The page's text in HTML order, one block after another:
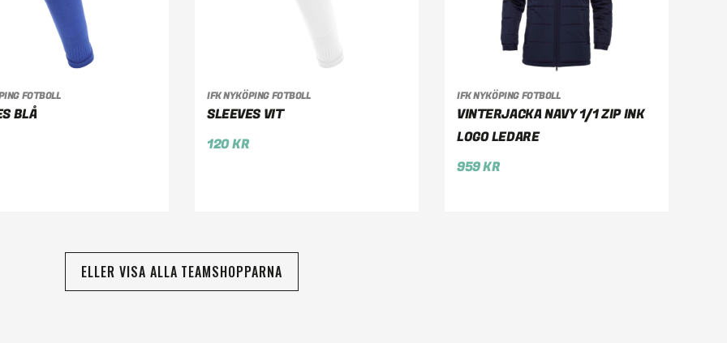
FOTBOLL
BLÅ
ALTERNATIV
IFK NYKÖPING FOTBOLL
SLEEVES VIT
120KR
VÄLJ ALTERNATIV
IFK NYKÖPING FOTBOLL
VINTERJACKA NAVY 1/1 ZIP INK
LOGO LEDARE
959KR
VÄLJ ALTERNATIV
ELLER VISA ALLA TEAMSHOPPARNA